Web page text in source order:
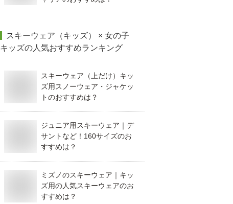
スキーウェア（キッズ） × 女の子
キッズの人気おすすめランキング
スキーウェア（上だけ）キッ
ズ用スノーウェア・ジャケッ
トのおすすめは？
ジュニア用スキーウェア｜デ
サントなど！160サイズのお
すすめは？
ミズノのスキーウェア｜キッ
ズ用の人気スキーウェアのお
すすめは？